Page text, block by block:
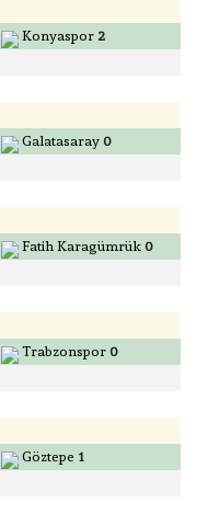
Konyaspor 2
Galatasaray 0
Fatih Karagümrük 0
Trabzonspor 0
Göztepe 1